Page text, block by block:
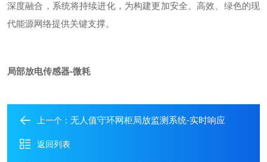
深度融合，系统将持续进化，为构建更加安全、高效、绿色的现
代能源网络提供关键支撑。
局部放电传感器-微耗
上一个： 无人值守环网柜局放监测系统-实时响应
返回列表